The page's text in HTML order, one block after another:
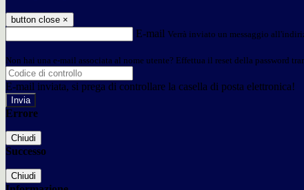
button close ×
E-mail Verrà inviato un messaggio
Non hai una e-mail associata al nome utente? Effettua il reset della password
E-mail inviata, si prega di controllare la casella di posta elettronica!
Errore
Chiudi
Successo
Chiudi